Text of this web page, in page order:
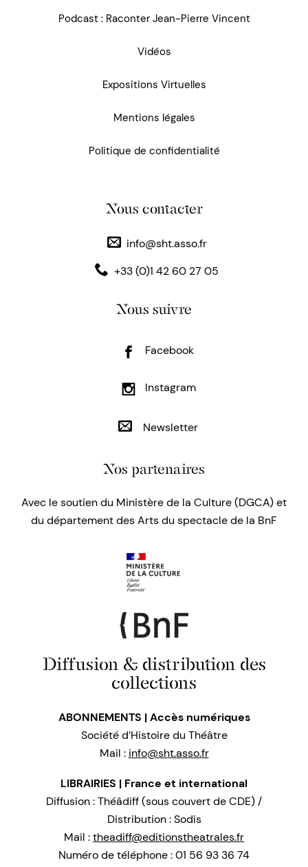
Podcast : Raconter Jean-Pierre Vincent
Vidéos
Expositions Virtuelles
Mentions légales
Politique de confidentialité
Nous contacter
info@sht.asso.fr
+33 (0)1 42 60 27 05
Nous suivre
Facebook
Instagram
Newsletter
Nos partenaires
Avec le soutien du Ministère de la Culture (DGCA) et
du département des Arts du spectacle de la BnF
Diffusion & distribution des
collections
ABONNEMENTS | Accès numériques
Société d’Histoire du Théâtre
Mail : info@sht.asso.fr
LIBRAIRIES | France et international
Diffusion : Théâdiff (sous couvert de CDE) /
Distribution : Sodis
Mail :theadiff@editionstheatrales.fr
Numéro de téléphone : 01 56 93 36 74